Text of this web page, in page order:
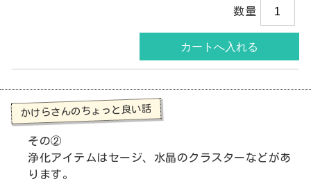
数量
かけらさんのちょっと良い話
その②
浄化アイテムはセージ、水晶のクラスターなどがあ
ります。